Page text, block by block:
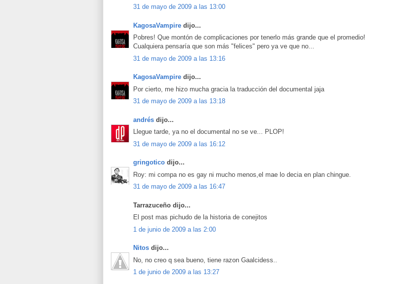
31 de mayo de 2009 a las 13:00
KagosaVampire dijo...
Pobres! Que montón de complicaciones por tenerlo más grande que el promedio!
Cualquiera pensaría que son más "felices" pero ya ve que no...
31 de mayo de 2009 a las 13:16
KagosaVampire dijo...
Por cierto, me hizo mucha gracia la traducción del documental jaja
31 de mayo de 2009 a las 13:18
andrés dijo...
Llegue tarde, ya no el documental no se ve... PLOP!
31 de mayo de 2009 a las 16:12
gringotico dijo...
Roy: mi compa no es gay ni mucho menos,el mae lo decia en plan chingue.
31 de mayo de 2009 a las 16:47
Tarrazuceño dijo...
El post mas pichudo de la historia de conejitos
1 de junio de 2009 a las 2:00
Nitos dijo...
No, no creo q sea bueno, tiene razon Gaalcidess..
1 de junio de 2009 a las 13:27